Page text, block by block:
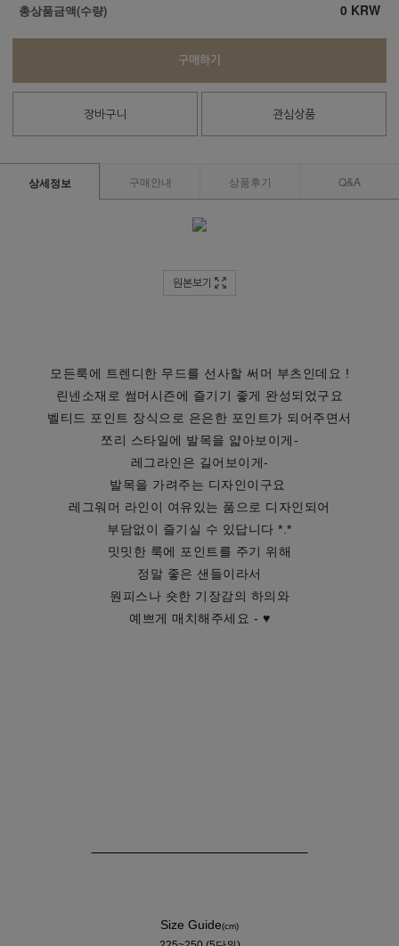
총상품금액(수량) 0 KRW
구매하기
장바구니 관심상품
상세정보 구매안내 상품후기 Q&A
원본보기
모든룩에 트렌디한 무드를 선사할 써머 부츠인데요 !
린넨소재로 썸머시즌에 즐기기 좋게 완성되었구요
벨티드 포인트 장식으로 은은한 포인트가 되어주면서
쪼리 스타일에 발목을 얇아보이게-
레그라인은 길어보이게-
발목을 가려주는 디자인이구요
레그워머 라인이 여유있는 품으로 디자인되어
부담없이 즐기실 수 있답니다 *.*
밋밋한 룩에 포인트를 주기 위해
정말 좋은 샌들이라서
원피스나 숏한 기장감의 하의와
예쁘게 매치해주세요 - ♥
Size Guide(cm)